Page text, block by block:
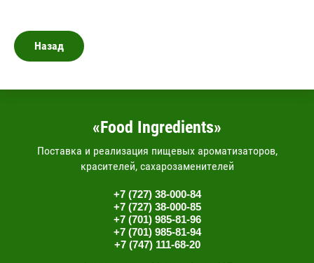
Назад
«Food Ingredients»
Поставка и реализация пищевых ароматизаторов,
красителей, сахарозаменителей
+7 (727) 38-000-84
+7 (727) 38-000-85
+7 (701) 985-81-96
+7 (701) 985-81-94
+7 (747) 111-68-20